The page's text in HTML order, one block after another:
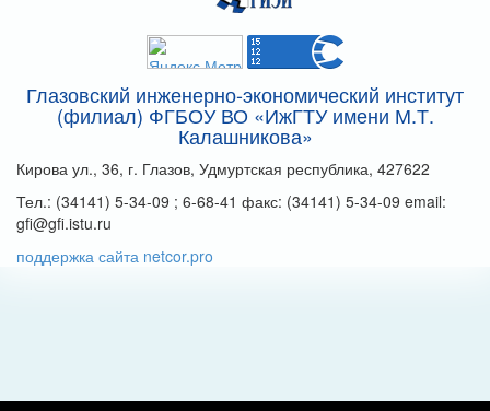
Глазовский инженерно-экономический институт
(филиал) ФГБОУ ВО «ИжГТУ имени М.Т.
Калашникова»
Кирова ул., 36, г. Глазов, Удмуртская республика, 427622
Тел.: (34141) 5-34-09 ; 6-68-41 факс: (34141) 5-34-09 email:
gfi@gfi.istu.ru
поддержка сайта netcor.pro